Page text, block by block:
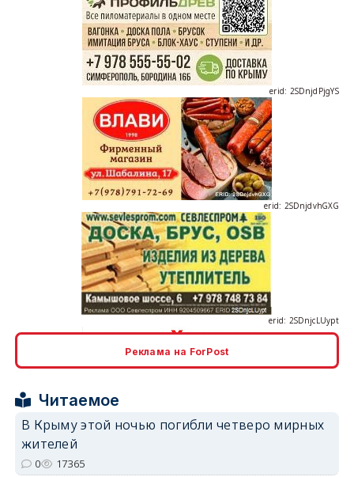
erid: 2SDnjdPjgYS
erid: 2SDnjdvhGXG
Реклама на ForPost
Читаемое
В Крыму этой ночью погибли четверо мирных
жителей
0 17365